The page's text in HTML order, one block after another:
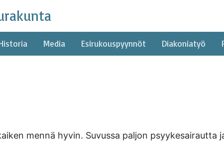
Media Esirukouspyynnöt Diakoniatyö
mennä hyvin. Suvussa paljon psyykesairautta